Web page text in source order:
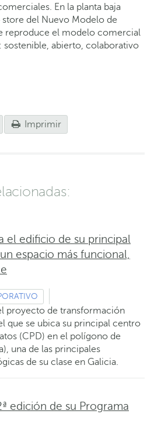
En la planta baja
del Nuevo Modelo de
reproduce el modelo comercial
sostenible, abierto, colaborativo
Imprimir
el edificio de su principal
espacio más funcional,
proyecto de transformación
que se ubica su principal centro
(CPD) en el polígono de
una de las principales
de su clase en Galicia.
edición de su Programa